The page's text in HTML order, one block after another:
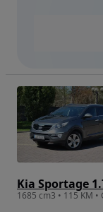
Kia Sportage